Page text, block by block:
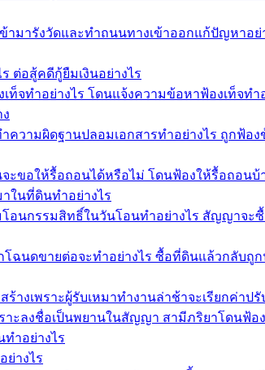
ามารังวัดและทำถนนทางเข้าออกแก้ปัญหาอ
ต่อสู้คดีกู้ยืมเงินอย่างไร
จทำอย่างไร โดนแจ้งความข้อหาฟ้องเท็จท
วามผิดฐานปลอมเอกสารทำอย่างไร ถูกฟ้อ
ะขอให้รื้อถอนได้หรือไม่ โดนฟ้องให้รื้อถอนบ้
ในที่ดินทำอย่างไร
นกรรมสิทธิ์ในวันโอนทำอย่างไร สัญญาจะซื้
ฉนดขายต่อจะทำอย่างไร ซื้อที่ดินแล้วกลับ
งเพราะผู้รับเหมาทำงานล่าช้าจะเรียกค่าปรั
ะลงชื่อเป็นพยานในสัญญา สามีภริยาโดนฟ้อ
ำอย่างไร
ย่างไร